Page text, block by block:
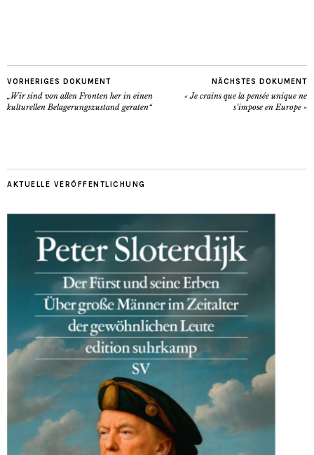
VORHERIGES DOKUMENT
„Wir sind von allen Fronten her in einen
kulturellen Belagerungszustand geraten“
NÄCHSTES DOKUMENT
« Je crains que la pensée unique ne
s’impose en Europe »
AKTUELLE VERÖFFENTLICHUNG